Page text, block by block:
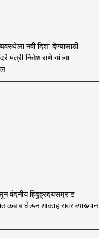
नवी दिशा देण्यासाठी
मंत्री नितेश राणे यांच्या
..
हिंदुह्रदयसम्राट
कबाब घेऊन शाकाहारावर व्याख्यान